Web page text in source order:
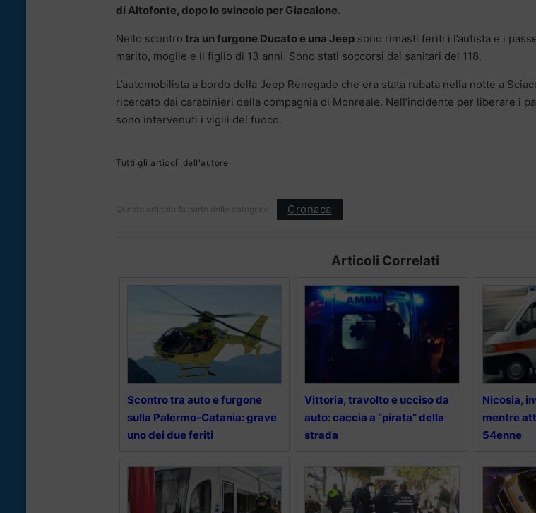
di Altofonte, dopo lo svincolo per Giacalone.
Nello scontro tra un furgone Ducato e una Jeep sono rimasti feriti i l’autista e i
marito, moglie e il figlio di 13 anni. Sono stati soccorsi dai sanitari del 118.
L’automobilista a bordo della Jeep Renegade che era stata rubata nella notte a
ricercato dai carabinieri della compagnia di Monreale. Nell’incidente per liberare i
sono intervenuti i vigili del fuoco.
Tutti gli articoli dell'autore
Questo articolo fa parte delle categorie: Cronaca
Articoli Correlati
Scontro tra auto e furgone
sulla Palermo-Catania: grave
uno dei due feriti
Vittoria, travolto e ucciso da
auto: caccia a “pirata” della
strada
Nicosia,
mentre
54enne